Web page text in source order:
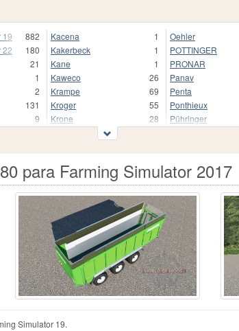
19
882
22
180
21
1
2
131
9
3
1
2
4
3
1
1
5
2
5
Kacena
1
Kakerbeck
1
Kane
1
Kaweco
26
Krampe
69
Kroger
55
Krone
28
Lair
1
Larrington
1
Lely
Lomma
4
Lyonnet
3
MAC
5
MBJ
1
MENCI
4
METALTECH
29
Maitre
1
Marston
Oehler
POTTINGER
PRONAR
Panav
Penta
Ponthieux
Pühringer
Richard Western
Rolland
Rudolph
SIP
SIPMA
Saphir
Schmitz Cargobull
Schuitemaker
Smith
Stewart
para Farming Simulator 2017
Simulator 19.